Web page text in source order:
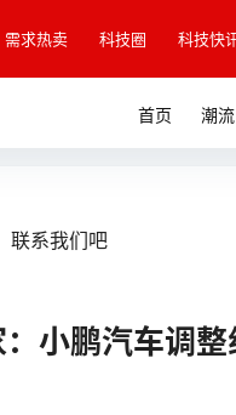
需求热卖 科技圈 科技快
首页 潮流
联系我们吧
小鹏汽车调